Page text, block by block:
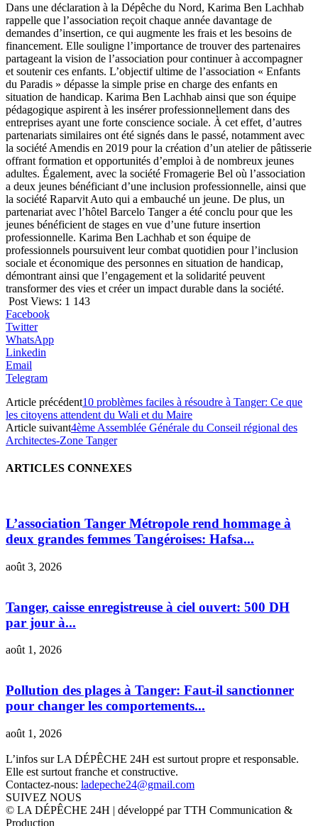
Dans une déclaration à la Dépêche du Nord, Karima Ben Lachhab
rappelle que l’association reçoit chaque année davantage de
demandes d’insertion, ce qui augmente les frais et les besoins de
financement. Elle souligne l’importance de trouver des partenaires
partageant la vision de l’association pour continuer à accompagner
et soutenir ces enfants. L’objectif ultime de l’association « Enfants
du Paradis » dépasse la simple prise en charge des enfants en
situation de handicap. Karima Ben Lachhab ainsi que son équipe
pédagogique aspirent à les insérer professionnellement dans des
entreprises ayant une forte conscience sociale. À cet effet, d’autres
partenariats similaires ont été signés dans le passé, notamment avec
la société Amendis en 2019 pour la création d’un atelier de pâtisserie
offrant formation et opportunités d’emploi à de nombreux jeunes
adultes. Également, avec la société Fromagerie Bel où l’association
a deux jeunes bénéficiant d’une inclusion professionnelle, ainsi que
la société Raparvit Auto qui a embauché un jeune. De plus, un
partenariat avec l’hôtel Barcelo Tanger a été conclu pour que les
jeunes bénéficient de stages en vue d’une future insertion
professionnelle. Karima Ben Lachhab et son équipe de
professionnels poursuivent leur combat quotidien pour l’inclusion
sociale et économique des personnes en situation de handicap,
démontrant ainsi que l’engagement et la solidarité peuvent
transformer des vies et créer un impact durable dans la société.
Post Views: 1 143
Facebook
Twitter
WhatsApp
Linkedin
Email
Telegram
Article précédent10 problèmes faciles à résoudre à Tanger: Ce que
les citoyens attendent du Wali et du Maire
Article suivant4ème Assemblée Générale du Conseil régional des
Architectes-Zone Tanger
ARTICLES CONNEXES
L’association Tanger Métropole rend hommage à
deux grandes femmes Tangéroises: Hafsa...
août 3, 2026
Tanger, caisse enregistreuse à ciel ouvert: 500 DH
par jour à...
août 1, 2026
Pollution des plages à Tanger: Faut-il sanctionner
pour changer les comportements...
août 1, 2026
L’infos sur LA DÉPÊCHE 24H est surtout propre et responsable.
Elle est surtout franche et constructive.
Contactez-nous: ladepeche24@gmail.com
SUIVEZ NOUS
© LA DÉPÊCHE 24H | développé par TTH Communication &
Production